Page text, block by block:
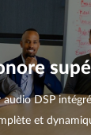
audio DSP
et